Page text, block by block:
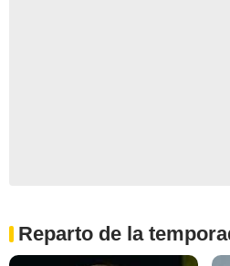
Reparto de la